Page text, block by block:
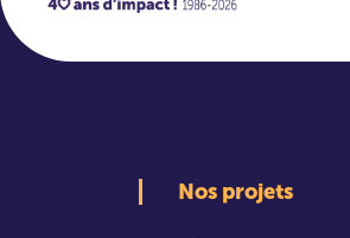
Nos projets